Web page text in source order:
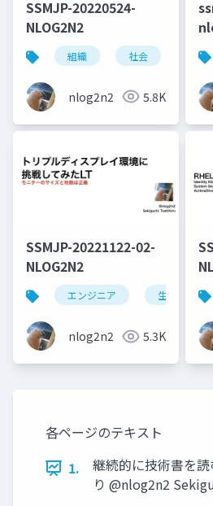
SSMJP-20220524-
NLOG2N2
組織 社会 メ
nlog2n2 5.8K
SSMJP-20221122-02-
NLOG2N2
エンジニア 生活
nlog2n2 5.3K
各ページのテキスト
1.
継続的に技術書を
り @nlog2n2